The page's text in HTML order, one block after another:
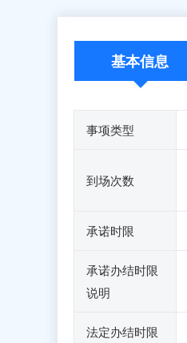
基本信息
事项类型
到场次数
承诺时限
承诺办结时限
说明
法定办结时限